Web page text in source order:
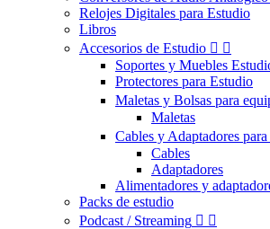
Relojes Digitales para Estudio
Libros
Accesorios de Estudio  
Soportes y Muebles
Protectores para Estudio
Maletas y Bolsas para
Maletas
Cables y Adaptadores
Cables
Adaptadores
Alimentadores y
Packs de estudio
Podcast / Streaming  